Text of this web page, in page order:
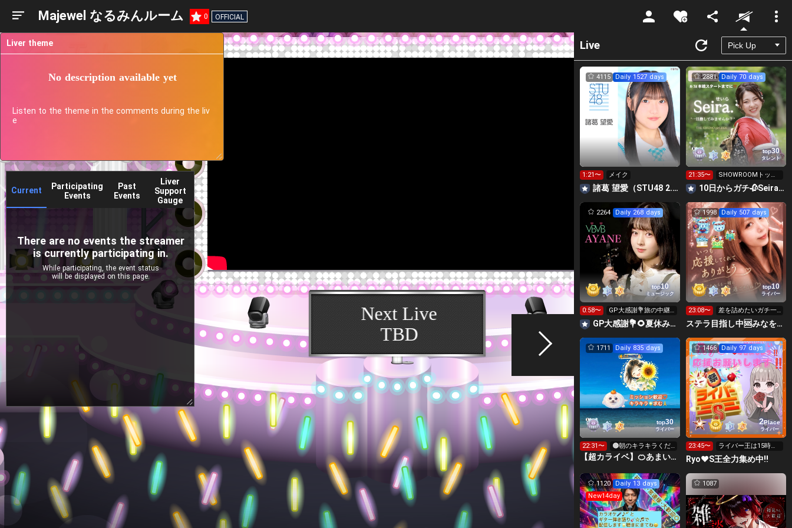
Majewel なるみんルーム 0 OFFICIAL
Unmute
Current
Participating
Events
Past
Events
Liver
Support
Gauge
There are no events the streamer
is currently participating in.
While participating, the event status
will be displayed on this page.
Liver theme
No description available yet
Listen to the theme in the comments during the liv
e
Live
4115 Daily 1527 days
1:21〜 メイク
諸葛 望愛（STU48 2.5期生）
top30
タレント
2881 Daily 70 days
21:35〜
SHOWROOMトップ
バナー掲載中❣️✨️
10日からガチ🥀Seira💫THE KIMONO girl
top10
ミュージック
2264 Daily 268 days
0:58〜
GP大感謝💐旅の中継
地点からお届け✈️
GP大感謝💐🌻夏休み中🌻🎻AYANE🌐VÏBVÏB🤖
top10
ライバー
1998 Daily 507 days
23:08〜
差を詰めたいガチ一
位🥇金グリ🌟新ギフ
ト🎁
ステラ目指し中🆘みなをアワードへ連れてって😭🙏
top30
ライバー
1711 Daily 835 days
22:31〜
🟠朝のキラキラくだ
さい☀️おはようござ【超カライベ】🍊あまいさんち🏠わんだふるDAYS🍀︎
2Place
ライバー
1466 Daily 97 days
23:45〜
ライバー王は15時か
らお願いします🙏
Ryo♥️S王全力集め中‼️
1120
Daily 13 days
New14day
1087